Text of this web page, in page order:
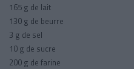
165 g de lait
130 g de beurre
3 g de sel
10 g de sucre
200 g de farine